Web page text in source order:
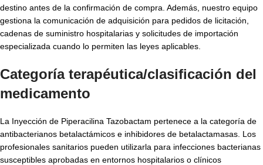
destino antes de la confirmación de compra. Además, nuestro equipo
gestiona la comunicación de adquisición para pedidos de licitación,
cadenas de suministro hospitalarias y solicitudes de importación
especializada cuando lo permiten las leyes aplicables.
Categoría terapéutica/clasificación del
medicamento
La Inyección de Piperacilina Tazobactam pertenece a la categoría de
antibacterianos betalactámicos e inhibidores de betalactamasas. Los
profesionales sanitarios pueden utilizarla para infecciones bacterianas
susceptibles aprobadas en entornos hospitalarios o clínicos